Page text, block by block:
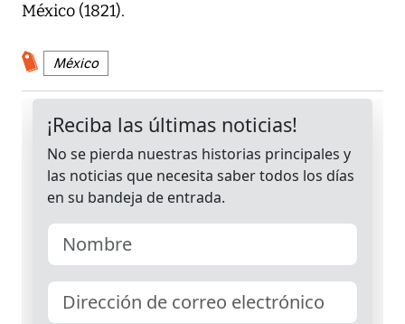
México (1821).
México